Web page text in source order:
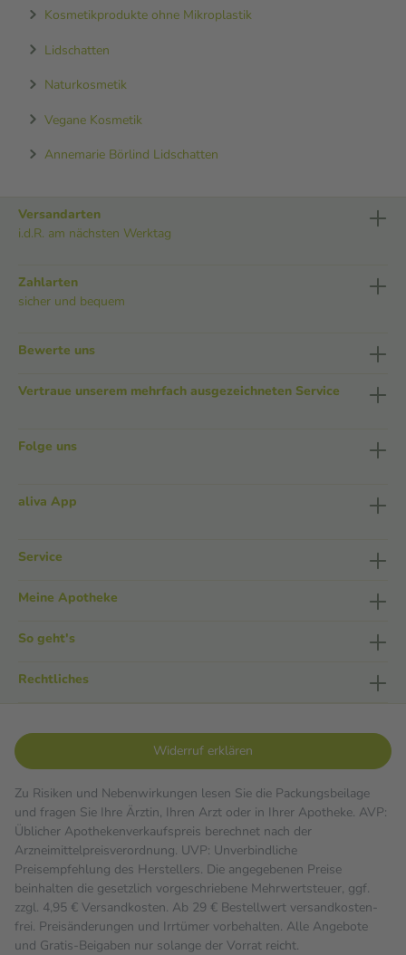
Kosmetikprodukte ohne Mikroplastik
Lidschatten
Naturkosmetik
Vegane Kosmetik
Annemarie Börlind Lidschatten
Versandarten
i.d.R. am nächsten Werktag
Zahlarten
sicher und bequem
Bewerte uns
Vertraue unserem mehrfach ausgezeichneten Service
Folge uns
aliva App
Service
Meine Apotheke
So geht's
Rechtliches
Widerruf erklären
Zu Risiken und Nebenwirkungen lesen Sie die Packungsbeilage
und fragen Sie Ihre Ärztin, Ihren Arzt oder in Ihrer Apotheke. AVP:
Üblicher Apothekenverkaufspreis berechnet nach der
Arzneimittelpreisverordnung. UVP: Unverbindliche
Preisempfehlung des Herstellers. Die angegebenen Preise
beinhalten die gesetzlich vorgeschriebene Mehrwertsteuer, ggf.
zzgl. 4,95 € Versandkosten. Ab 29 € Bestell­wert versand­kosten­
frei. Preisänderungen und Irrtümer vorbehalten. Alle Angebote
und Gratis-Beigaben nur solange der Vorrat reicht.